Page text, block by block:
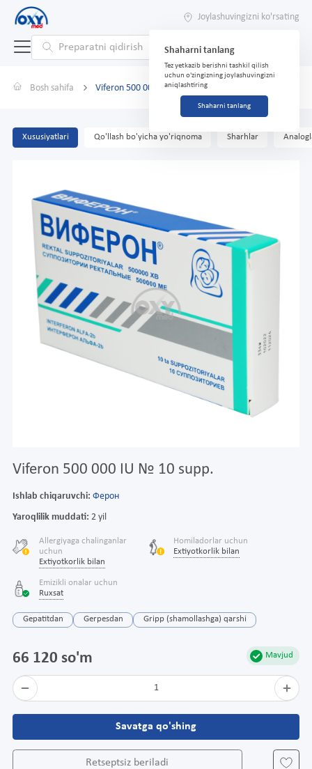
Joylashuvingizni ko'rsating
Shaharni tanlang
Tez yetkazib berishni tashkil qilish
uchun o'zingizning joylashuvingizni
aniqlashtiring
Shaharni tanlang
Bosh sahifa Viferon 500 000 IU № 10 supp.
Xususiyatlari Qo'llash bo'yicha yo'riqnoma Sharhlar
Viferon 500 000 IU № 10 supp.
Ishlab chiqaruvchi: Ферон
Yaroqlilik muddati: 2 yil
Allergiyaga chalinganlar
uchun
Extiyotkorlik bilan
Homiladorlar uchun
Extiyotkorlik bilan
Emizikli onalar uchun
Ruxsat
Gepatitdan Gerpesdan Gripp (shamollashga) qarshi
Mavjud
66 120 so'm
1
Savatga qo'shing
Retseptsiz beriladi